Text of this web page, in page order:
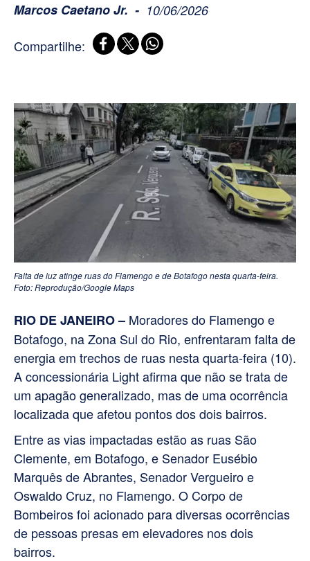
Marcos Caetano Jr. 10/06/2026
Compartilhe:
Falta de luz atinge ruas do Flamengo e de Botafogo nesta quarta-feira.
Foto: Reprodução/Google Maps
RIO DE JANEIRO – Moradores do Flamengo e
Botafogo, na Zona Sul do Rio, enfrentaram falta de
energia em trechos de ruas nesta quarta-feira (10).
A concessionária Light afirma que não se trata de
um apagão generalizado, mas de uma ocorrência
localizada que afetou pontos dos dois bairros.
Entre as vias impactadas estão as ruas São
Clemente, em Botafogo, e Senador Eusébio
Marquês de Abrantes, Senador Vergueiro e
Oswaldo Cruz, no Flamengo. O Corpo de
Bombeiros foi acionado para diversas ocorrências
de pessoas presas em elevadores nos dois
bairros.